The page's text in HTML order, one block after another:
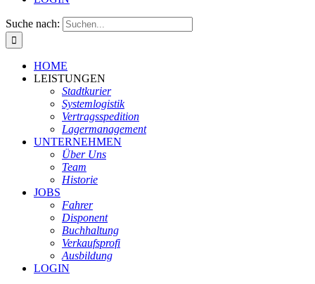
Suche nach:
HOME
LEISTUNGEN
Stadtkurier
Systemlogistik
Vertragsspedition
Lagermanagement
UNTERNEHMEN
Über Uns
Team
Historie
JOBS
Fahrer
Disponent
Buchhaltung
Verkaufsprofi
Ausbildung
LOGIN